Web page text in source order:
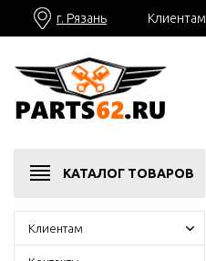
г. Рязань Клиентам
КАТАЛОГ ТОВАРОВ
Клиентам